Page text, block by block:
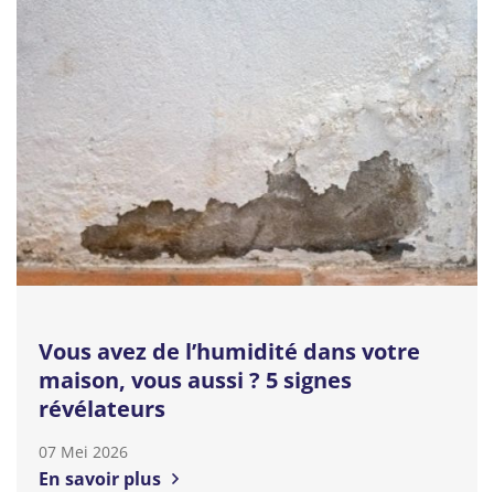
Vous avez de l’humidité dans votre
maison, vous aussi ? 5 signes
révélateurs
07 Mei 2026
En savoir plus